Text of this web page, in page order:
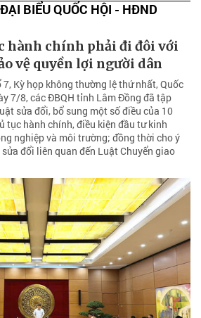
BIỂU QUỐC HỘI - HĐND
hành chính phải đi đôi với
vệ quyền lợi người dân
Kỳ họp không thường lệ thứ nhất, Quốc
7/8, các ĐBQH tỉnh Lâm Đồng đã tập
sửa đổi, bổ sung một số điều của 10
tục hành chính, điều kiện đầu tư kinh
nghiệp và môi trường; đồng thời cho ý
đổi liên quan đến Luật Chuyển giao